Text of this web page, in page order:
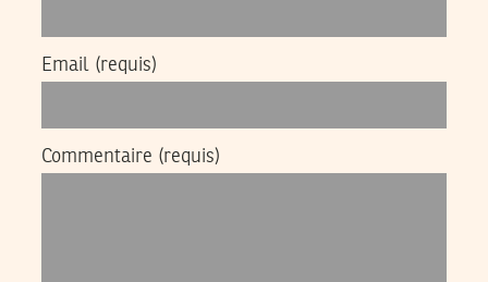
Email (requis)
Commentaire (requis)